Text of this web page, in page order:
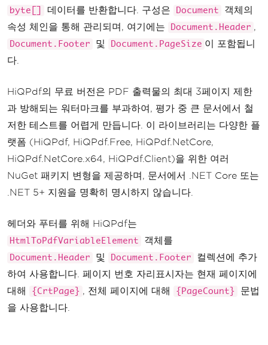
byte[] 데이터를 반환합니다. 구성은 Document
객체의
속성 체인을 통해 관리되며, 여기에는
Document.Header ,
Document.Footer 및 Document.PageSize 이 포함됩니
다.
HiQPdf의 무료 버전은 PDF 출력물의 최대 3페이지 제한
과 방해되는 워터마크를 부과하여, 평가 중 큰 문서에서 철
저한 테스트를 어렵게 만듭니다. 이 라이브러리는 다양한 플
랫폼 (HiQPdf, HiQPdf.Free, HiQPdf.NetCore,
HiQPdf.NetCore.x64, HiQPdf.Client)을 위한 여러
NuGet 패키지 변형을 제공하며, 문서에서 .NET Core 또는
.NET 5+ 지원을 명확히 명시하지 않습니다.
헤더와 푸터를 위해 HiQPdf는
HtmlToPdfVariableElement 객체를
Document.Header 및 Document.Footer
컬렉션에 추가
하여 사용합니다. 페이지 번호 자리표시자는 현재 페이지에
대해
{CrtPage} , 전체 페이지에 대해 {PageCount}
문법
을 사용합니다.